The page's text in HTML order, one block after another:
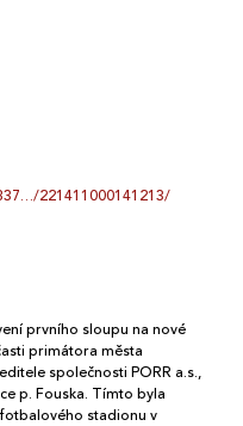
221411000141213/
prvního sloupu na nové
primátora města
společnosti PORR a.s.,
p. Fouska. Tímto byla
stadionu v